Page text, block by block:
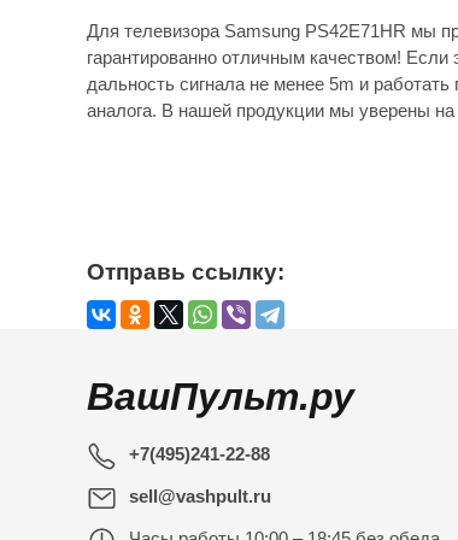
Для телевизора Samsung PS42E71HR мы
гарантированно отличным качеством! Если
дальность сигнала не менее 5m и
аналога. В нашей продукции мы уверены
Отправь ссылку:
ВашПульт.ру
+7(495)241-22-88
sell@vashpult.ru